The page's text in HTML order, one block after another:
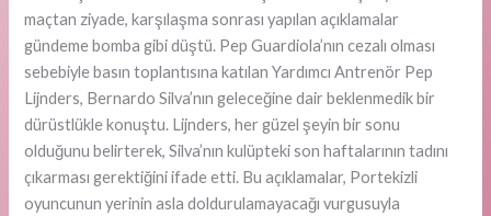
maçtan ziyade, karşılaşma sonrası yapılan açıklamalar
gündeme bomba gibi düştü. Pep Guardiola’nın cezalı olması
sebebiyle basın toplantısına katılan Yardımcı Antrenör Pep
Lijnders, Bernardo Silva’nın geleceğine dair beklenmedik bir
dürüstlükle konuştu. Lijnders, her güzel şeyin bir sonu
olduğunu belirterek, Silva’nın kulüpteki son haftalarının tadını
çıkarması gerektiğini ifade etti. Bu açıklamalar, Portekizli
oyuncunun yerinin asla doldurulamayacağı vurgusuyla